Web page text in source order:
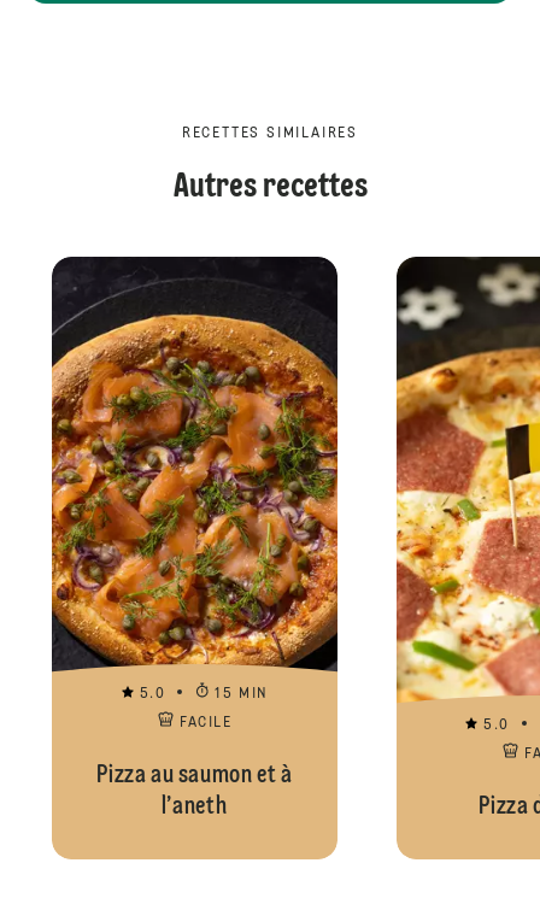
RECETTES SIMILAIRES
Autres recettes
5.0
15 MIN
FACILE
Pizza au saumon et à
l’aneth
5.0
Pizza